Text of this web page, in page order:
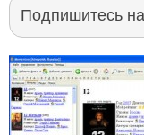
Подпишитесь